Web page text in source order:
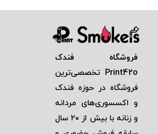
فروشگاه فندک
Print42o تخصصی‌ترين
فروشگاه در حوزه فندک
و اكسسوری‌های مردانه
و زنانه با بيش از ٢٠ سال